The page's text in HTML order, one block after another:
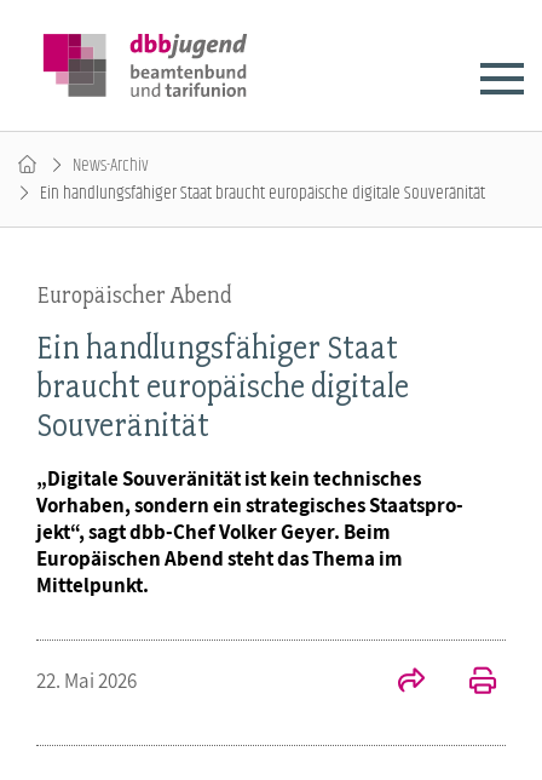
News-Archiv
Ein handlungsfähiger Staat braucht europäische digitale Souveränität
Europäischer Abend
Ein handlungsfähiger Staat
braucht europäische digitale
Souveränität
„Digitale Souveränität ist kein technisches
Vorhaben, sondern ein strategisches Staatspro-
jekt“, sagt dbb-Chef Volker Geyer. Beim
Europäischen Abend steht das Thema im
Mittelpunkt.
22. Mai 2026